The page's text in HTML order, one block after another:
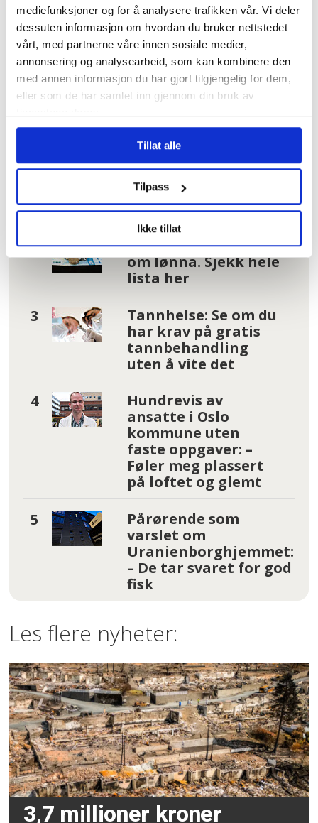
mediefunksjoner og for å analysere trafikken vår. Vi deler
dessuten informasjon om hvordan du bruker nettstedet
vårt, med partnerne våre innen sosiale medier,
annonsering og analysearbeid, som kan kombinere den
med annen informasjon du har gjort tilgjengelig for dem,
eller som de har samlet inn gjennom din bruk av
Tillat alle
Tilpass
Ikke tillat
SISSEL M. SKOGHAUG
Mest lest| Siste sju dager
– Reglene nå er så
jævlig
arbeiderfiendtlige
at jeg skjønner ikke
at folk kan svelge
det
I kø for å bli enige
om lønna. Sjekk hele
lista her
Tannhelse: Se om du
har krav på gratis
tannbehandling
uten å vite det
Hundrevis av
ansatte i Oslo
kommune uten
faste oppgaver: –
Føler meg plassert
på loftet og glemt
Pårørende som
varslet om
Uranienborghjemmet:
– De tar svaret for god
fisk
Les flere nyheter:
3,7 millioner kroner